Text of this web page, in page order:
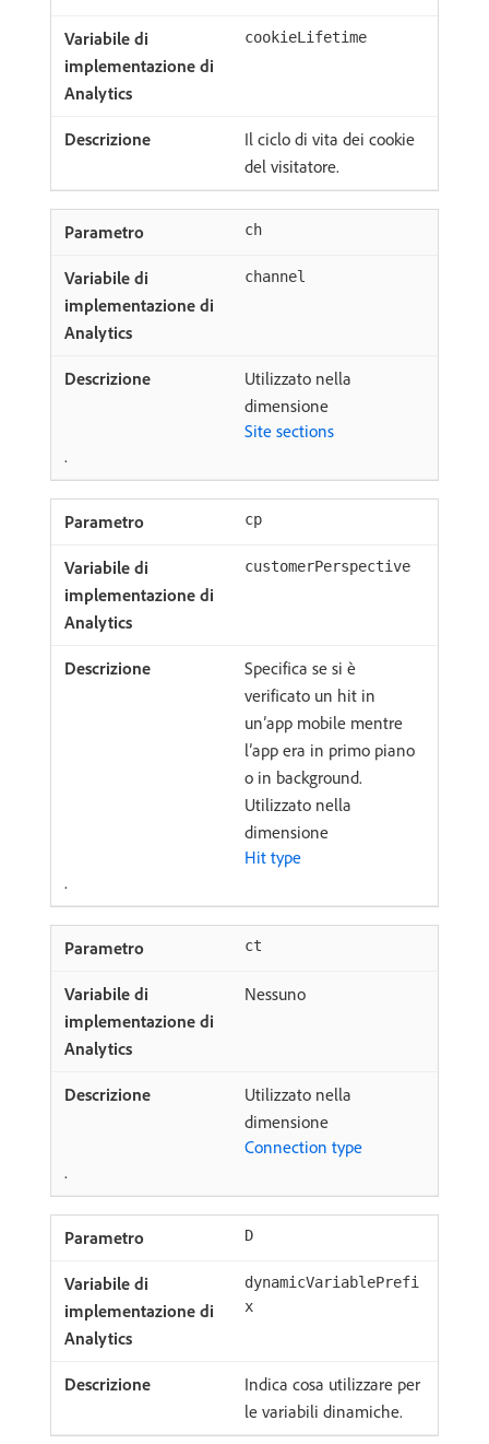
cookieLifetime
Il ciclo di vita dei cookie
del visitatore.
ch
channel
Utilizzato nella
dimensione
Site sections
.
cp
customerPerspective
Specifica se si è
verificato un hit in
un’app mobile mentre
l’app era in primo piano
o in background.
Utilizzato nella
dimensione
Hit type
.
ct
Nessuno
Utilizzato nella
dimensione
Connection type
.
D
dynamicVariablePrefi
x
Indica cosa utilizzare per
le variabili dinamiche.